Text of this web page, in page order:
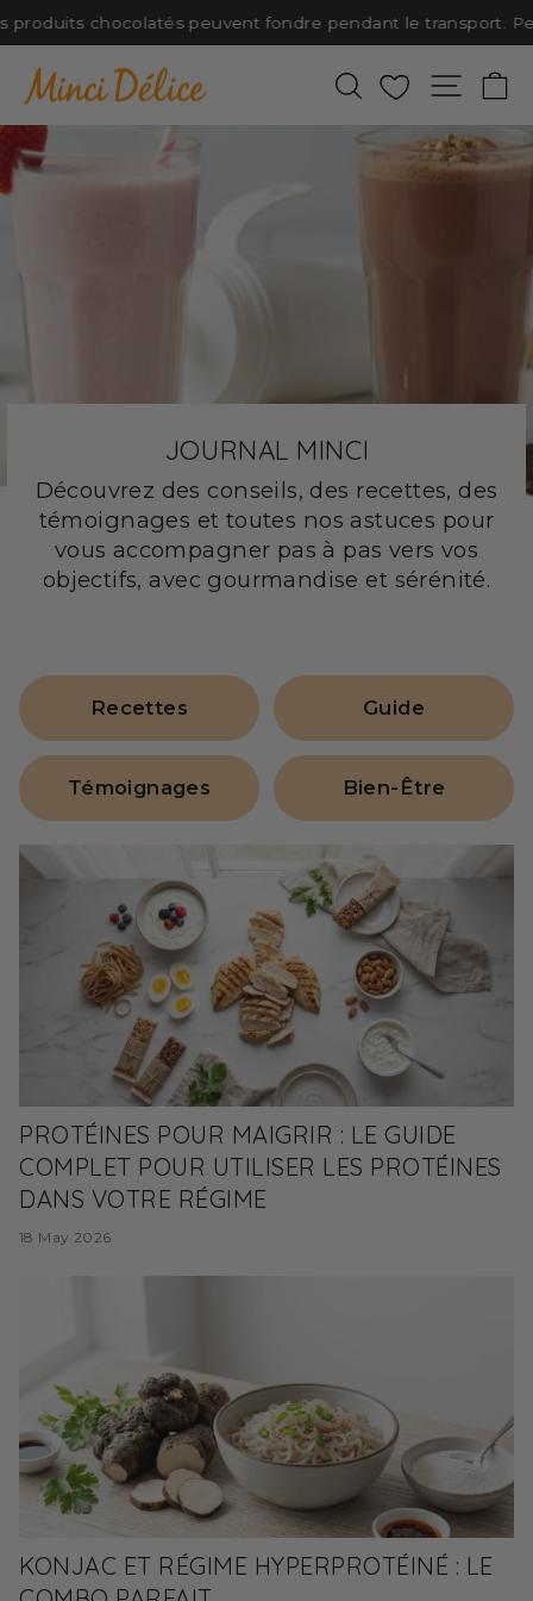
Passer
au
contenu
chocolatés peuvent fondre pendant le transport.
Rechercher
Favoris
JOURNAL MINCI
Découvrez des conseils, des recettes, des
témoignages et toutes nos astuces pour
vous accompagner pas à pas vers vos
objectifs, avec gourmandise et sérénité.
Recettes Guide
Témoignages Bien-Être
PROTÉINES POUR MAIGRIR : LE GUIDE
COMPLET POUR UTILISER LES PROTÉINES
DANS VOTRE RÉGIME
18 May 2026
KONJAC ET RÉGIME HYPERPROTÉINÉ : LE